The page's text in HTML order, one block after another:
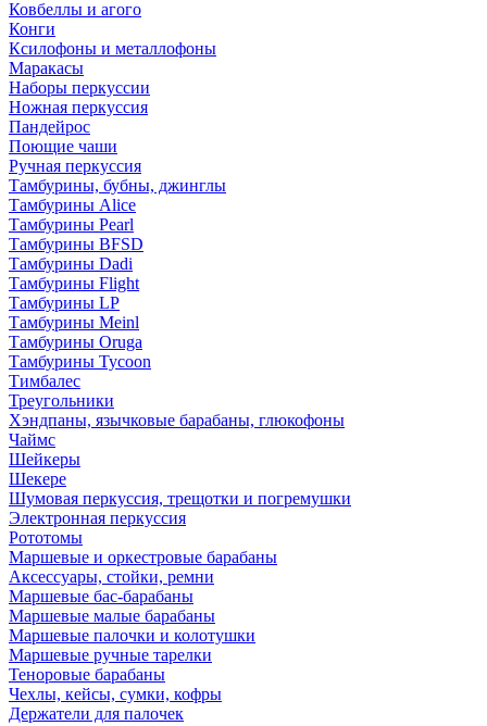
Ковбеллы и агого
Конги
Ксилофоны и металлофоны
Маракасы
Наборы перкуссии
Ножная перкуссия
Пандейрос
Поющие чаши
Ручная перкуссия
Тамбурины, бубны, джинглы
Тамбурины Alice
Тамбурины Pearl
Тамбурины BFSD
Тамбурины Dadi
Тамбурины Flight
Тамбурины LP
Тамбурины Meinl
Тамбурины Oruga
Тамбурины Tycoon
Тимбалес
Треугольники
Хэндпаны, язычковые барабаны, глюкофоны
Чаймс
Шейкеры
Шекере
Шумовая перкуссия, трещотки и погремушки
Электронная перкуссия
Рототомы
Маршевые и оркестровые барабаны
Аксессуары, стойки, ремни
Маршевые бас-барабаны
Маршевые малые барабаны
Маршевые палочки и колотушки
Маршевые ручные тарелки
Теноровые барабаны
Чехлы, кейсы, сумки, кофры
Держатели для палочек